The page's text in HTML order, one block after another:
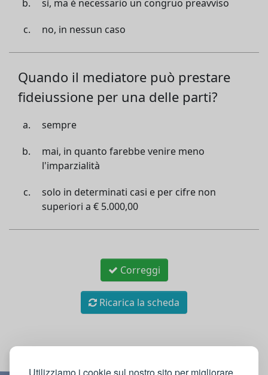
sì, ma è necessario un congruo preavviso
no, in nessun caso
Quando il mediatore può prestare
fideiussione per una delle parti?
sempre
mai, in quanto farebbe venire meno
l'imparzialità
solo in determinati casi e per cifre non
superiori a € 5.000,00
Correggi
Ricarica la scheda